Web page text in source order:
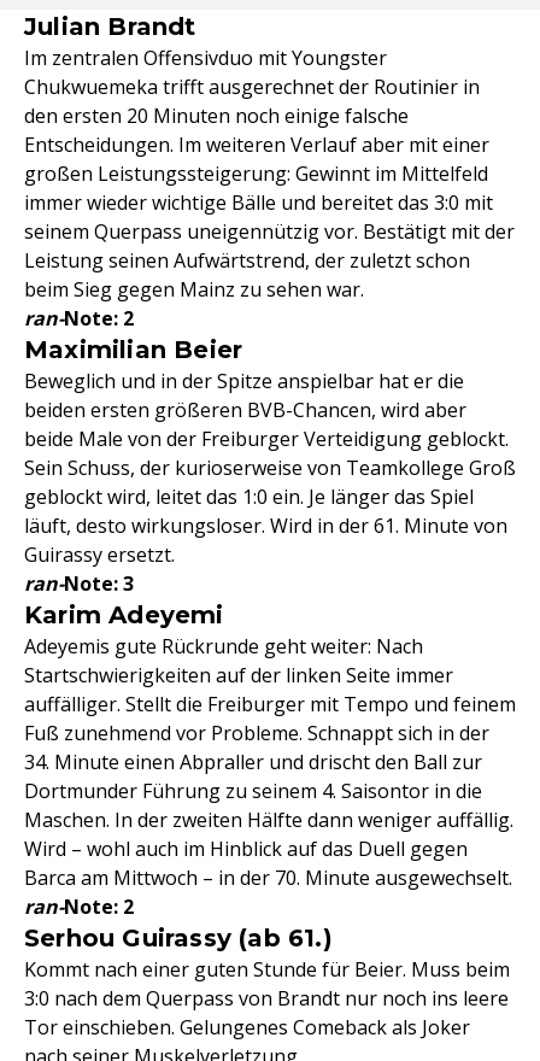
Julian Brandt
Im zentralen Offensivduo mit Youngster
Chukwuemeka trifft ausgerechnet der Routinier in
den ersten 20 Minuten noch einige falsche
Entscheidungen. Im weiteren Verlauf aber mit einer
großen Leistungssteigerung: Gewinnt im Mittelfeld
immer wieder wichtige Bälle und bereitet das 3:0 mit
seinem Querpass uneigennützig vor. Bestätigt mit der
Leistung seinen Aufwärtstrend, der zuletzt schon
beim Sieg gegen Mainz zu sehen war.
ran-Note: 2
Maximilian Beier
Beweglich und in der Spitze anspielbar hat er die
beiden ersten größeren BVB-Chancen, wird aber
beide Male von der Freiburger Verteidigung geblockt.
Sein Schuss, der kurioserweise von Teamkollege Groß
geblockt wird, leitet das 1:0 ein. Je länger das Spiel
läuft, desto wirkungsloser. Wird in der 61. Minute von
Guirassy ersetzt.
ran-Note: 3
Karim Adeyemi
Adeyemis gute Rückrunde geht weiter: Nach
Startschwierigkeiten auf der linken Seite immer
auffälliger. Stellt die Freiburger mit Tempo und feinem
Fuß zunehmend vor Probleme. Schnappt sich in der
34. Minute einen Abpraller und drischt den Ball zur
Dortmunder Führung zu seinem 4. Saisontor in die
Maschen. In der zweiten Hälfte dann weniger auffällig.
Wird – wohl auch im Hinblick auf das Duell gegen
Barca am Mittwoch – in der 70. Minute ausgewechselt.
ran-Note: 2
Serhou Guirassy (ab 61.)
Kommt nach einer guten Stunde für Beier. Muss beim
3:0 nach dem Querpass von Brandt nur noch ins leere
Tor einschieben. Gelungenes Comeback als Joker